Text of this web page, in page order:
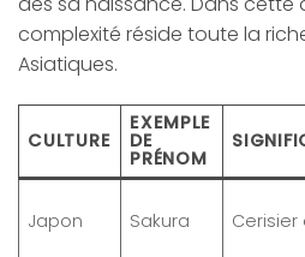
complexité réside toute la
Asiatiques.
CULTURE
EXEMPLE
DE
PRÉNOM
Japon Sakura Cerisier